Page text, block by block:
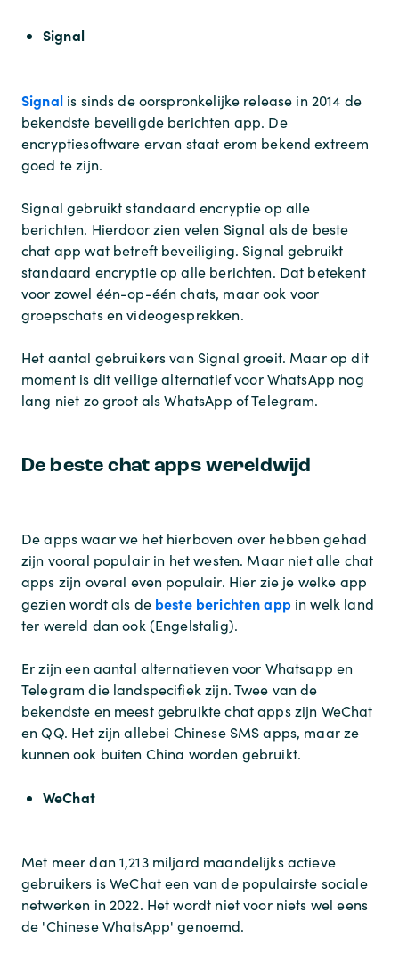
Signal
Signalis sinds de oorspronkelijke release in 2014 de
bekendste beveiligde berichten app. De
encryptiesoftware ervan staat erom bekend extreem
goed te zijn.
Signal gebruikt standaard encryptie op alle
berichten. Hierdoor zien velen Signal als de beste
chat app wat betreft beveiliging. Signal gebruikt
standaard encryptie op alle berichten. Dat betekent
voor zowel één-op-één chats, maar ook voor
groepschats en videogesprekken.
Het aantal gebruikers van Signal groeit. Maar op dit
moment is dit veilige alternatief voor WhatsApp nog
lang niet zo groot als WhatsApp of Telegram.
De beste chat apps wereldwijd
De apps waar we het hierboven over hebben gehad
zijn vooral populair in het westen. Maar niet alle chat
apps zijn overal even populair. Hier zie je welke app
gezien wordt als de beste berichten appin welk land
ter wereld dan ook (Engelstalig).
Er zijn een aantal alternatieven voor Whatsapp en
Telegram die landspecifiek zijn. Twee van de
bekendste en meest gebruikte chat apps zijn WeChat
en QQ. Het zijn allebei Chinese SMS apps, maar ze
kunnen ook buiten China worden gebruikt.
WeChat
Met meer dan 1,213 miljard maandelijks actieve
gebruikers is WeChat een van de populairste sociale
netwerken in 2022. Het wordt niet voor niets wel eens
de 'Chinese WhatsApp' genoemd.